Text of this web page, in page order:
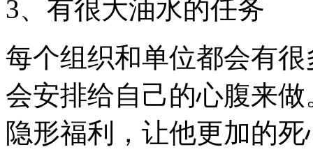
3、有很大油水的任务
每个组织和单位都会有
会安排给自己的心腹来
隐形福利，让他更加的